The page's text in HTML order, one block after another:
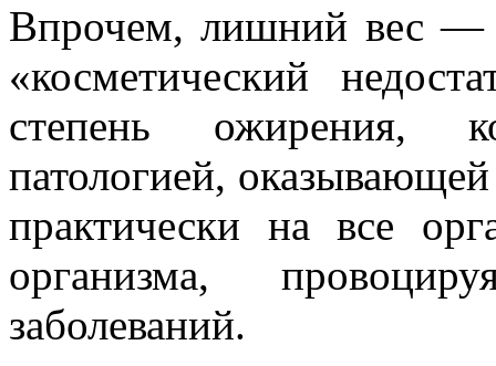
Впрочем, лишний вес —
«косметический
степень ожирения,
патологией, оказывающей
практически на все
организма,
заболеваний.